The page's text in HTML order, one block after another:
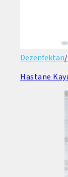
Dezenfektan/
Hastane